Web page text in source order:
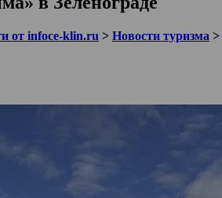
от infoce-klin.ru > Новости туризма >